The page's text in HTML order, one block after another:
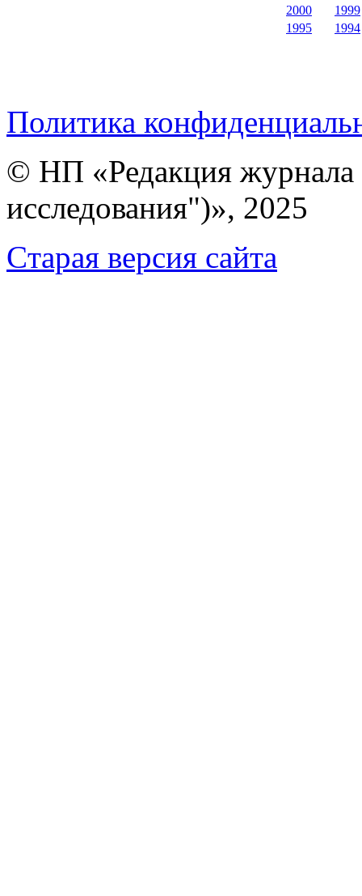
2000
1999
1995
1994
Политика
© НП «Редакция
исследования")», 2025
Cтарая версия сайта